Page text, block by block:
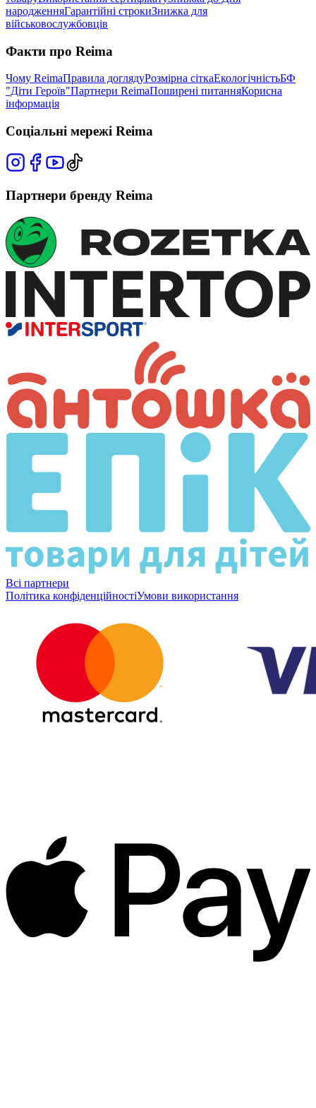
народженняГарантійні строкиЗнижка для
військовослужбовців
Факти про Reima
Чому ReimaПравила доглядуРозмірна сіткаЕкологічністьБФ
"Діти Героїв"Партнери ReimaПоширені питанняКорисна
інформація
Соціальні мережі Reima
Партнери бренду Reima
Всі партнери
Політика конфіденційностіУмови використання